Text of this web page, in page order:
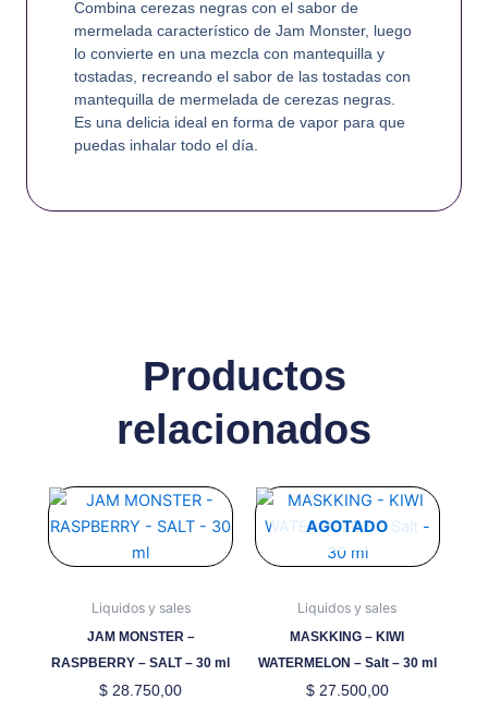
Combina cerezas negras con el sabor de
mermelada característico de Jam Monster, luego
lo convierte en una mezcla con mantequilla y
tostadas, recreando el sabor de las tostadas con
mantequilla de mermelada de cerezas negras.
Es una delicia ideal en forma de vapor para que
puedas inhalar todo el día.
Productos
relacionados
Liquidos y sales
JAM MONSTER –
RASPBERRY – SALT – 30 ml
$ 28.750,00
Este
producto
tiene
variantes.
Las
opciones
se
AGOTADO
Liquidos y sales
MASKKING – KIWI
WATERMELON – Salt – 30 ml
$27.500,00
Este
producto
tiene
variantes.
Las
opciones
se